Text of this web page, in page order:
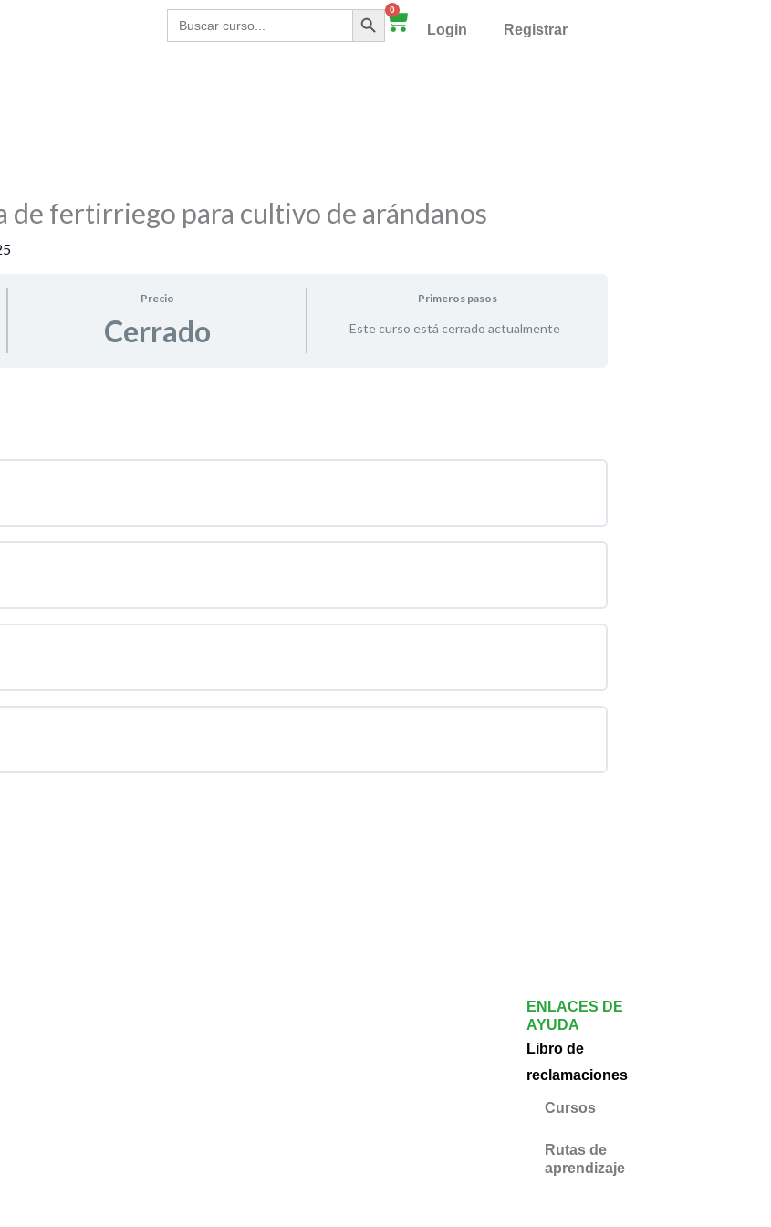
Buscar: BOTÓN DE BÚSQUEDA
0
CartLogin Registrar
de fertirriego para cultivo de arándanos
Precio
Cerrado
Primeros pasos
Este curso está cerrado actualmente
ENLACES DE
AYUDA
Libro de
reclamaciones
Cursos
Rutas de
aprendizaje